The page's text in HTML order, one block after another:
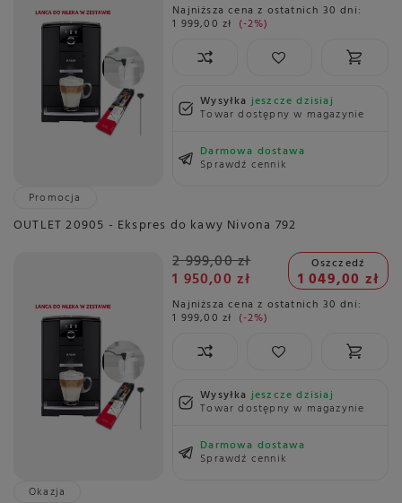
Najniższa cena z ostatnich 30 dni:
1 999,00 zł -2%
Wysyłkajeszcze dzisiaj
Towar dostępny w magazynie
Darmowa dostawa
Sprawdź cennik
Promocja
OUTLET 20905 - Ekspres do kawy Nivona 792
2 999,00 zł
1 950,00 zł
Oszczedź
1 049,00 zł
Najniższa cena z ostatnich 30 dni:
1 999,00 zł -2%
Wysyłkajeszcze dzisiaj
Towar dostępny w magazynie
Darmowa dostawa
Sprawdź cennik
Okazja